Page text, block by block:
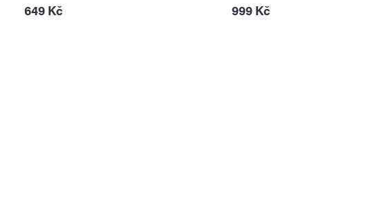
649 Kč 999 Kč